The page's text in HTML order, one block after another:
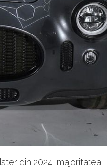
din 2024, majoritatea